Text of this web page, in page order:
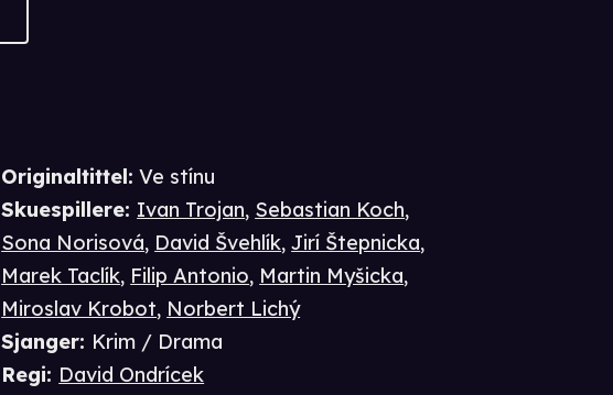
Originaltittel: Ve stínu
Skuespillere: Ivan Trojan, Sebastian Koch,
Sona Norisová, David Švehlík,Jirí Štepnicka,
Marek Taclík, Filip Antonio, Martin Myšicka,
Miroslav Krobot, Norbert Lichý
Sjanger: Krim / Drama
Regi: David Ondrícek